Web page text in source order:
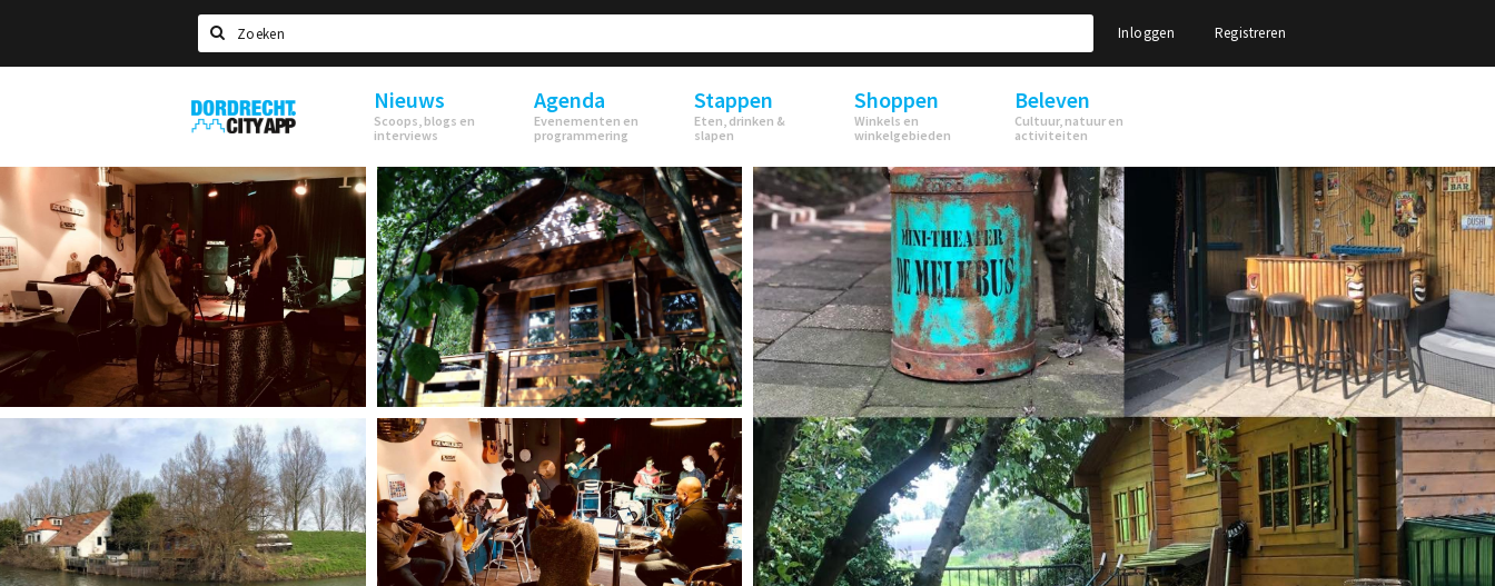
Zoeken
Inloggen Registreren
Dordrecht
City
Nieuws
Scoops, blogs en
interviews
Agenda
Evenementen en
programmering
Stappen
Eten, drinken &
slapen
Shoppen
Winkels en
winkelgebieden
Beleven
Cultuur, natuur en
activiteiten